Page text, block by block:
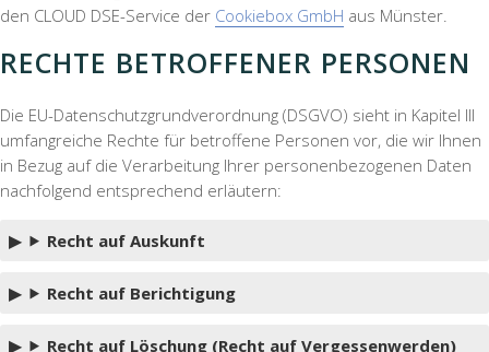
den CLOUD DSE-Service der Cookiebox GmbH aus Münster.
RECHTE BETROFFENER PERSONEN
Die EU-Datenschutzgrundverordnung (DSGVO) sieht in Kapitel III
umfangreiche Rechte für betroffene Personen vor, die wir Ihnen
in Bezug auf die Verarbeitung Ihrer personenbezogenen Daten
nachfolgend entsprechend erläutern:
Recht auf Auskunft
Recht auf Berichtigung
Recht auf Löschung (Recht auf Vergessenwerden)